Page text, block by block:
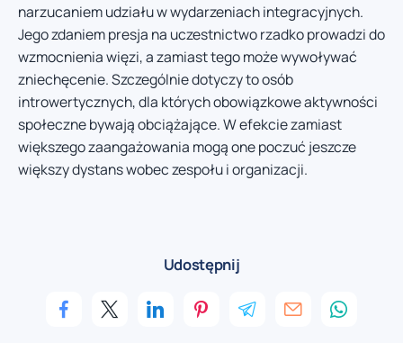
narzucaniem udziału w wydarzeniach integracyjnych.
Jego zdaniem presja na uczestnictwo rzadko prowadzi do
wzmocnienia więzi, a zamiast tego może wywoływać
zniechęcenie. Szczególnie dotyczy to osób
introwertycznych, dla których obowiązkowe aktywności
społeczne bywają obciążające. W efekcie zamiast
większego zaangażowania mogą one poczuć jeszcze
większy dystans wobec zespołu i organizacji.
Udostępnij